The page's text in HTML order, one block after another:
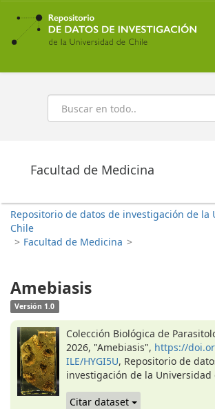
Ir
contenido
principal
Buscar
Facultad de Medicina
Repositorio de datos de investigación de la
Chile
> Facultad de Medicina >
Amebiasis
Versión 1.0
Colección Biológica de
2026, "Amebiasis", https://
ILE/HYGI5U, Repositorio de
investigación de la Universidad
Citar dataset